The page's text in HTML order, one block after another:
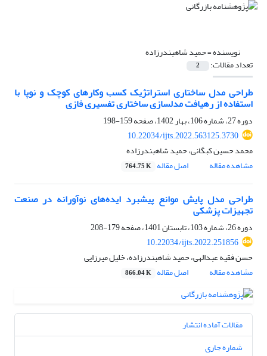
نویسنده =حمید شاهبندرزاده
تعداد مقالات: 2
طراحی مدل ساختاری استراتژیک کسب وکارهای کوچک و نوپا با
استفاده از رهیافت مدلسازی ساختاری تفسیری فازی
دوره 27، شماره 106، بهار 1402، صفحه
159-198
10.22034/ijts.2022.563125.3730
محمد حسین کبگانی، حمید شاهبندرزاده
مشاهده مقاله
اصل مقاله 764.75 K
طراحی مدل پایش موانع پیشبرد ایده‌های نوآورانه در صنعت
تجهیزات پزشکی
دوره 26، شماره 103، تابستان 1401، صفحه
179-208
10.22034/ijts.2022.251856
حسن فقیه عبدالهی، حمید شاهبندرزاده، خلیل میرزایی
مشاهده مقاله
اصل مقاله 866.04 K
مقالات آماده انتشار
شماره جاری